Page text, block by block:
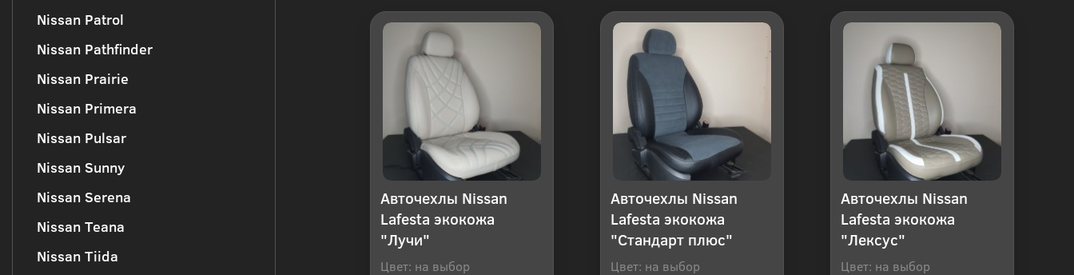
Nissan Patrol
Nissan Pathfinder
Nissan Prairie
Nissan Primera
Nissan Pulsar
Nissan Sunny
Nissan Serena
Nissan Teana
Nissan Tiida
Авточехлы Nissan
Lafesta экокожа
"Лучи"
Цвет: на выбор
Авточехлы Nissan
Lafesta экокожа
"Стандарт плюс"
Цвет: на выбор
Авточехлы Nissan
Lafesta экокожа
"Лексус"
Цвет: на выбор